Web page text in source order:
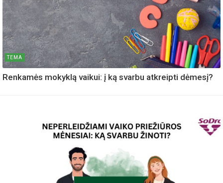
TEMA
Renkamės mokyklą vaikui: į ką svarbu atkreipti dėmesį?